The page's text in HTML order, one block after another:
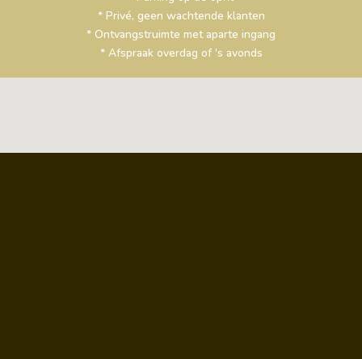
* Privé, geen wachtende klanten
* Ontvangstruimte met aparte ingang
* Afspraak overdag of 's avonds